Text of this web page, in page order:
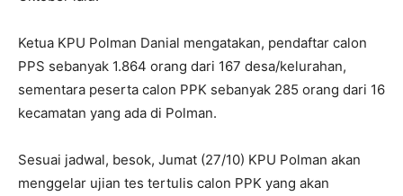
Ketua KPU Polman Danial mengatakan, pendaftar calon
PPS sebanyak 1.864 orang dari 167 desa/kelurahan,
sementara peserta calon PPK sebanyak 285 orang dari 16
kecamatan yang ada di Polman.
Sesuai jadwal, besok, Jumat (27/10) KPU Polman akan
menggelar ujian tes tertulis calon PPK yang akan